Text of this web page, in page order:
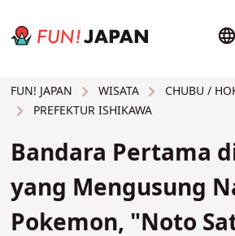
FUN! JAPAN WISATA
CHUBU /
PREFEKTUR ISHIKAWA
Bandara Pertama
yang Mengusung
Pokemon, "Noto